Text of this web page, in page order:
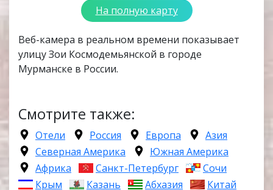
На полную карту
Веб-камера в реальном времени показывает
улицу Зои Космодемьянской в городе
Мурманске в России.
Смотрите также:
Отели Россия Европа
Азия
Северная Америка
Южная Америка
Африка
Санкт-Петербург
Сочи
Крым
Казань Абхазия Китай